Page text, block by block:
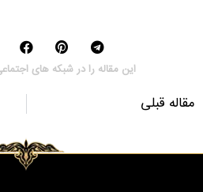
این مقاله را در شبکه های
مقاله قبلی